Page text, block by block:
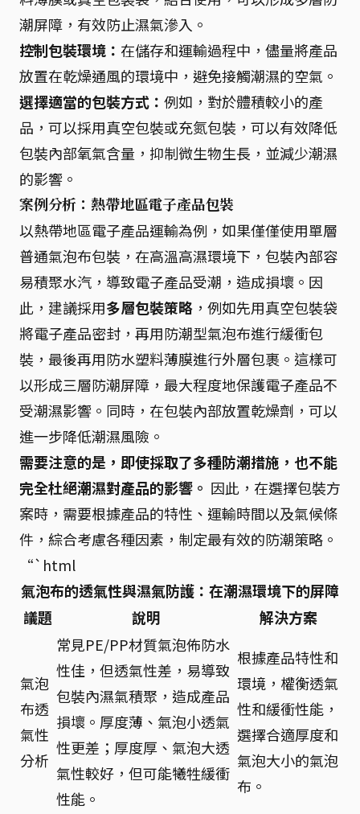
潮屏障，有效防止濕氣滲入。
控制包裝環境： 在儲存和運輸過程中，儘量將產品
放置在乾燥通風的環境中，避免接觸潮濕的空氣。
選擇適當的包裝方式： 例如，對於體積較小的產
品，可以採用真空包裝或充氮包裝，可以有效降低
包裝內部氧氣含量，抑制微生物生長，並減少潮濕
的影響。
案例分析：熱帶地區電子產品包裝
以熱帶地區電子產品運輸為例，如果僅僅使用單層
普通氣泡布包裝，在高溫高濕環境下，包裝內部容
易積聚水汽，導致電子產品受潮，造成損壞。因
此，建議採用多層包裝策略 ，例如先用真空包裝袋
將電子產品密封，再用防潮型氣泡布進行緩衝包
裝，最後再用防水塑料薄膜進行外層包裹。這樣可
以形成三層防潮屏障，最大程度地保護電子產品不
受潮濕影響。同時，在包裝內部放置乾燥劑，可以
進一步降低潮濕風險。
需要注意的是，即使採取了多種防潮措施，也不能
完全杜絕潮濕對產品的影響。 因此，在選擇包裝方
案時，需要根據產品的特性、運輸時間以及氣候條
件，綜合考慮各種因素，制定最有效的防潮策略。
“`html
氣泡布的透氣性與濕氣防護：在潮濕環境下的屏障
議題
說明 解決方案
氣泡
布透
氣性
分析
常見PE/PP材質氣泡佈防水
性佳，但透氣性差，易導致
包裝內濕氣積聚，造成產品
損壞。厚度薄、氣泡小透氣
性更差；厚度厚、氣泡大透
氣性較好，但可能犧牲緩衝
性能。
根據產品特性和
環境，權衡透氣
性和緩衝性能，
選擇合適厚度和
氣泡大小的氣泡
布。